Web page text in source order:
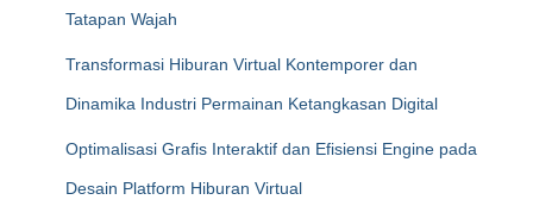
Tatapan Wajah
Transformasi Hiburan Virtual Kontemporer dan
Dinamika Industri Permainan Ketangkasan Digital
Optimalisasi Grafis Interaktif dan Efisiensi Engine pada
Desain Platform Hiburan Virtual